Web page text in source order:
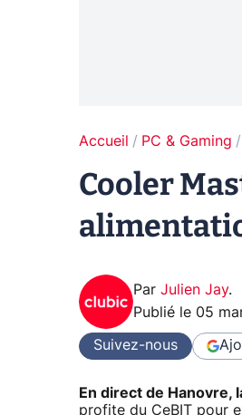
Accueil PC & Gaming
Cooler
Par Julien Jay.
Publié le 05
Suivez-nous
En direct de Hanovre,
profite du CeBIT pour